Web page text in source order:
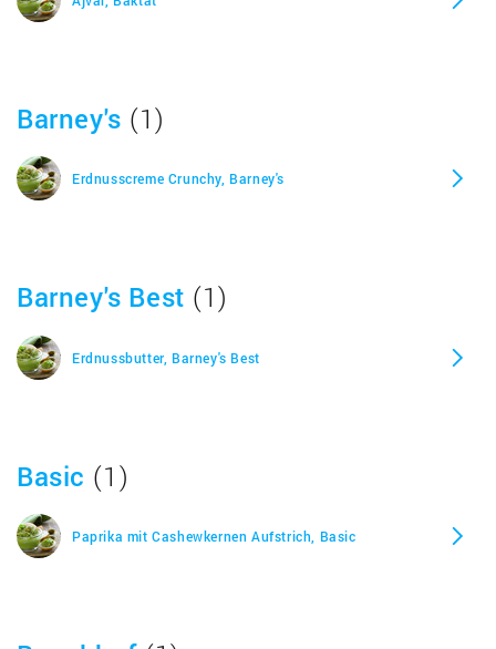
Streichcreme Kräuter, Alnatura
Waldfrucht, Alnatura
Waldhonig, Alnatura
Barney's (1)
Erdnusscreme Crunchy, Barney's
Barney's Best (1)
Erdnussbutter, Barney's Best
Basic (1)
Paprika mit Cashewkernen Aufstrich, Basic